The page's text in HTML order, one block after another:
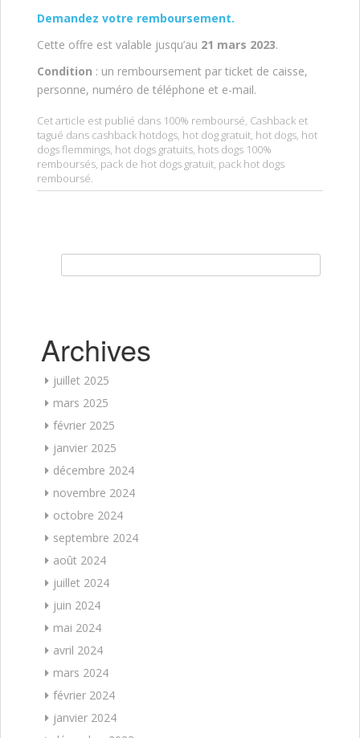
Demandez votre remboursement.
Cette offre est valable jusqu’au 21 mars 2023.
Condition : un remboursement par ticket de caisse,
personne, numéro de téléphone et e-mail.
Cet article est publié dans 100% remboursé, Cashback et
tagué dans cashback hotdogs, hot dog gratuit, hot dogs, hot
dogs flemmings, hot dogs gratuits, hots dogs 100%
remboursés, pack de hot dogs gratuit, pack hot dogs
remboursé.
Archives
juillet 2025
mars 2025
février 2025
janvier 2025
décembre 2024
novembre 2024
octobre 2024
septembre 2024
août 2024
juillet 2024
juin 2024
mai 2024
avril 2024
mars 2024
février 2024
janvier 2024